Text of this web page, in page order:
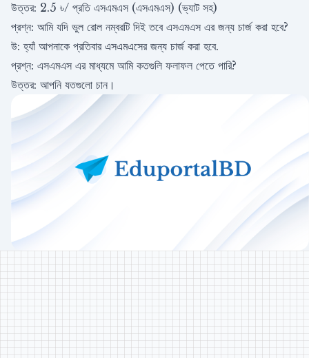
উত্তর: 2.5 ৳/ প্রতি এসএমএস (এসএমএস) (ভ্যাট সহ)
প্রশ্ন: আমি যদি ভুল রোল নম্বরটি দিই তবে এসএমএস এর জন্য চার্জ করা হবে?
উ: হ্যাঁ আপনাকে প্রতিবার এসএমএসের জন্য চার্জ করা হবে.
প্রশ্ন: এসএমএস এর মাধ্যমে আমি কতগুলি ফলাফল পেতে পারি?
উত্তর: আপনি যতগুলো চান।